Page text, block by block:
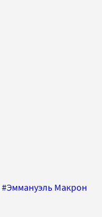
#Эммануэль Макрон